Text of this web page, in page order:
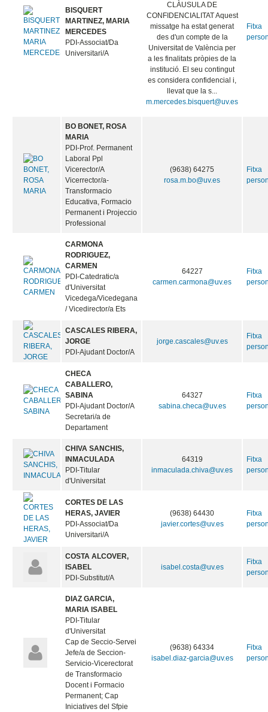
BISQUERT
MARTINEZ, MARIA
MERCEDES
PDI-Associat/Da
Universitari/A
CLÀUSULA DE
CONFIDENCIALITAT Aquest
missatge ha estat generat
des d'un compte de la
Universitat de València per
a les finalitats pròpies de la
institució. El seu contingut
es considera confidencial i,
llevat que la s...
m.mercedes.bisquert@uv.es
Fitxa
BO BONET, ROSA
MARIA
PDI-Prof. Permanent
Laboral Ppl
Vicerector/A
Vicerrector/a-
Transformacio
Educativa, Formacio
Permanent i Projeccio
Professional
(9638) 64275
rosa.m.bo@uv.es
Fitxa
CARMONA
RODRIGUEZ,
CARMEN
PDI-Catedratic/a
d'Universitat
Vicedega/Vicedegana
/ Vicedirector/a Ets
64227
carmen.carmona@uv.es
Fitxa
CASCALES RIBERA,
JORGE
PDI-Ajudant Doctor/A
jorge.cascales@uv.es
Fitxa
CHECA
CABALLERO,
SABINA
PDI-Ajudant Doctor/A
Secretari/a de
Departament
64327
sabina.checa@uv.es
Fitxa
CHIVA SANCHIS,
INMACULADA
PDI-Titular
d'Universitat
64319
inmaculada.chiva@uv.es
Fitxa
CORTES DE LAS
HERAS, JAVIER
PDI-Associat/Da
Universitari/A
(9638) 64430
javier.cortes@uv.es
Fitxa
COSTA ALCOVER,
ISABEL
PDI-Substitut/A
isabel.costa@uv.es
Fitxa
DIAZ GARCIA,
MARIA ISABEL
PDI-Titular
d'Universitat
Cap de Seccio-Servei
Jefe/a de Seccion-
Servicio-Vicerectorat
de Transformacio
Docent i Formacio
Permanent; Cap
Iniciatives del Sfpie
(9638) 64334
isabel.diaz-garcia@uv.es
Fitxa